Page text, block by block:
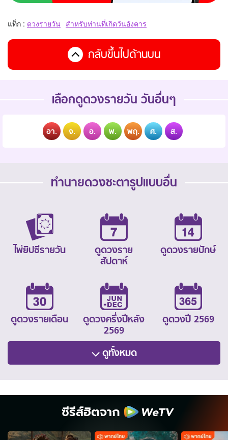
แท็ก : ดวงรายวัน สำหรับท่านที่เกิดวันอังคาร
กลับขึ้นไปด้านบน
เลือกดูดวงรายวัน วันอื่นๆ
อา. จ. อ. พ. พฤ. ศ. ส.
ทำนายดวงชะตารูปแบบอื่น
ไพ่ยิปซีรายวัน
ดูดวงราย
สัปดาห์
ดูดวงรายปักษ์
ดูดวงรายเดือน
ดูดวงครึ่งปีหลัง
2569
ดูดวงปี 2569
ดูทั้งหมด
ซีรีส์ฮิตจาก